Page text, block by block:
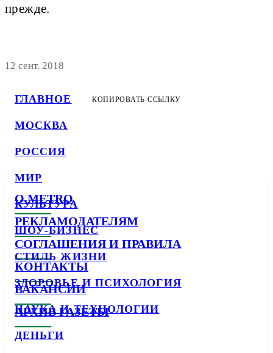
ГЛАВНОЕ
МОСКВА
РОССИЯ
МИР
КУЛЬТУРА
ШОУ-БИЗНЕС
СТИЛЬ ЖИЗНИ
ЗДОРОВЬЕ И ПСИХОЛОГИЯ
НАУКА И ТЕХНОЛОГИИ
ДЕНЬГИ
прежде.
12 сент. 2018
КОПИРОВАТЬ ССЫЛКУ
О METRO
РЕКЛАМОДАТЕЛЯМ
СОГЛАШЕНИЯ И ПРАВИЛА
КОНТАКТЫ
ВАКАНСИИ
АРХИВ ГАЗЕТЫ